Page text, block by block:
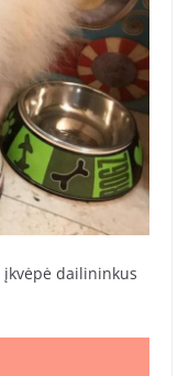
įkvėpė dailininkus